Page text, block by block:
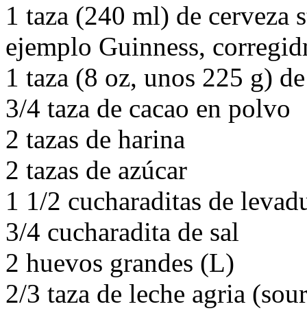
1 taza (240 ml) de cerveza
ejemplo Guinness,
1 taza (8 oz, unos 225 g)
3/4 taza de cacao en polvo
2 tazas de harina
2 tazas de azúcar
1 1/2 cucharaditas de
3/4 cucharadita de sal
2 huevos grandes (L)
2/3 taza de leche agria